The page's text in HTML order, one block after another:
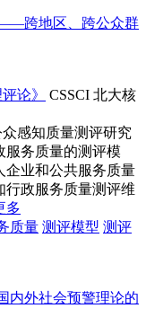
跨地区、跨公众群
论》 CSSCI 北大核
感知质量测评研究
服务质量的测评模
企业和公共服务质量
行政服务质量测评维
多
质量 测评模型 测评
外社会预警理论的